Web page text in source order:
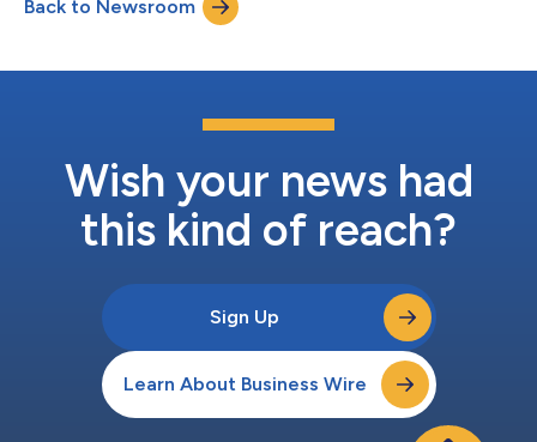
jahrzehntelange Markterfahrung mit einem praxisorientierten
Ansatz, dessen Schwerpunkt auf d...
Back to Newsroom
Wish your news had
this kind of reach?
Sign Up
Learn About Business Wire